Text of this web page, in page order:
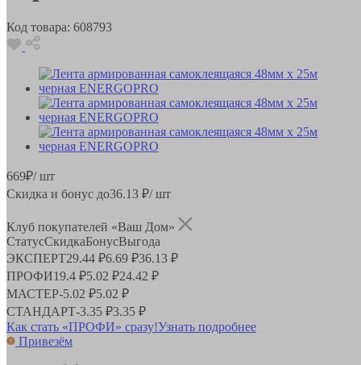
Код товара: 608793
669₽/ шт
Скидка и бонус до36.13 ₽/ шт
Клуб покупателей «Ваш Дом»
СтатусСкидкаБонусВыгода
ЭКСПЕРТ29.44 ₽6.69 ₽36.13 ₽
ПРОФИ19.4 ₽5.02 ₽24.42 ₽
МАСТЕР-5.02 ₽5.02 ₽
СТАНДАРТ-3.35 ₽3.35 ₽
Как стать «ПРОФИ» сразу!Узнать подробнее
Привезём